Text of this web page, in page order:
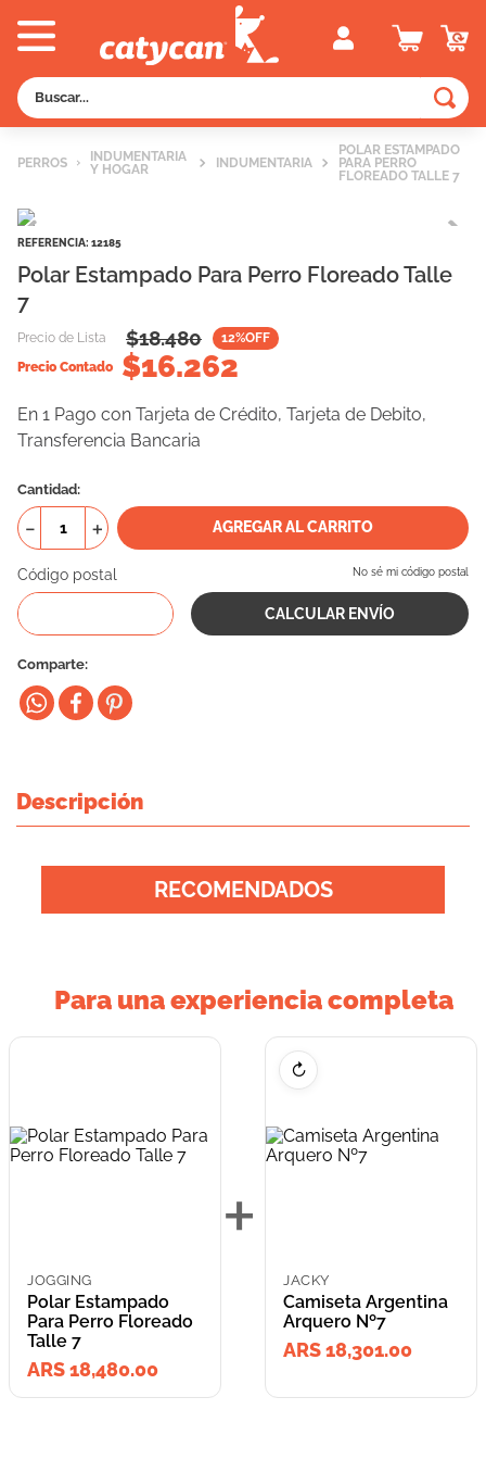
Buscar...
PERROS
INDUMENTARIA
Y HOGAR
INDUMENTARIA
POLAR ESTAMPADO
PARA PERRO
FLOREADO TALLE 7
REFERENCIA: 12185
Polar Estampado Para Perro Floreado Talle
7
Precio de Lista $18.480 12%OFF
Precio Contado
$16.262
En 1 Pago con Tarjeta de Crédito, Tarjeta de Debito,
Transferencia Bancaria
Cantidad
＋
－ AGREGAR AL CARRITO
Código postal No sé mi código postal
Comparte
Descripción
RECOMENDADOS
Para una experiencia completa
JOGGING
Polar Estampado
Para Perro Floreado
Talle 7
ARS 18,480.00
+
↻
JACKY
Camiseta Argentina
Arquero Nº7
ARS 18,301.00
1.
old prince
4 .
piedras
6.
perros
8 .
creamy
10